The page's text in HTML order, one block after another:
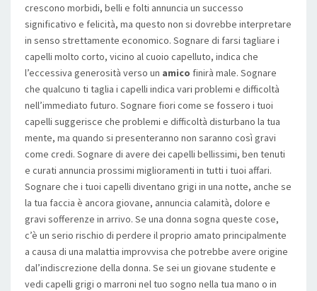
crescono morbidi, belli e folti annuncia un successo
significativo e felicità, ma questo non si dovrebbe interpretare
in senso strettamente economico. Sognare di farsi tagliare i
capelli molto corto, vicino al cuoio capelluto, indica che
l’eccessiva generosità verso un amico finirà male. Sognare
che qualcuno ti taglia i capelli indica vari problemi e difficoltà
nell’immediato futuro. Sognare fiori come se fossero i tuoi
capelli suggerisce che problemi e difficoltà disturbano la tua
mente, ma quando si presenteranno non saranno così gravi
come credi. Sognare di avere dei capelli bellissimi, ben tenuti
e curati annuncia prossimi miglioramenti in tutti i tuoi affari.
Sognare che i tuoi capelli diventano grigi in una notte, anche se
la tua faccia è ancora giovane, annuncia calamità, dolore e
gravi sofferenze in arrivo. Se una donna sogna queste cose,
c’è un serio rischio di perdere il proprio amato principalmente
a causa di una malattia improvvisa che potrebbe avere origine
dal’indiscrezione della donna. Se sei un giovane studente e
vedi capelli grigi o marroni nel tuo sogno nella tua mano o in